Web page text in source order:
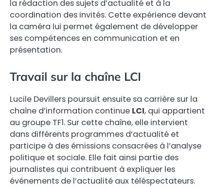
la rédaction des sujets d’actualité et à la
coordination des invités. Cette expérience devant
la caméra lui permet également de développer
ses compétences en communication et en
présentation.
Travail sur la chaîne LCI
Lucile Devillers poursuit ensuite sa carrière sur la
chaîne d’information continue LCI, qui appartient
au groupe TF1. Sur cette chaîne, elle intervient
dans différents programmes d’actualité et
participe à des émissions consacrées à l’analyse
politique et sociale. Elle fait ainsi partie des
journalistes qui contribuent à expliquer les
événements de l’actualité aux téléspectateurs.